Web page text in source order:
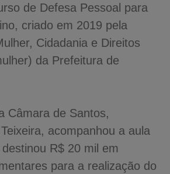
de Defesa Pessoal para
criado em 2019 pela
Cidadania e Direitos
da Prefeitura de
Câmara de Santos,
acompanhou a aula
R$ 20 mil em
para a realização do